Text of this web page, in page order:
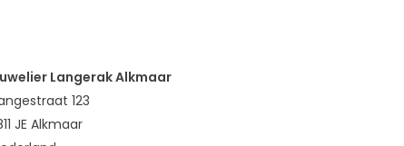
Langerak Alkmaar
123
JE Alkmaar